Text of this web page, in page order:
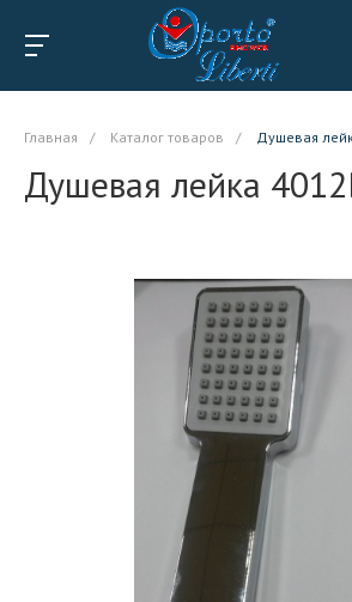
Главная / Каталог товаров / Душевая
Душевая лейка